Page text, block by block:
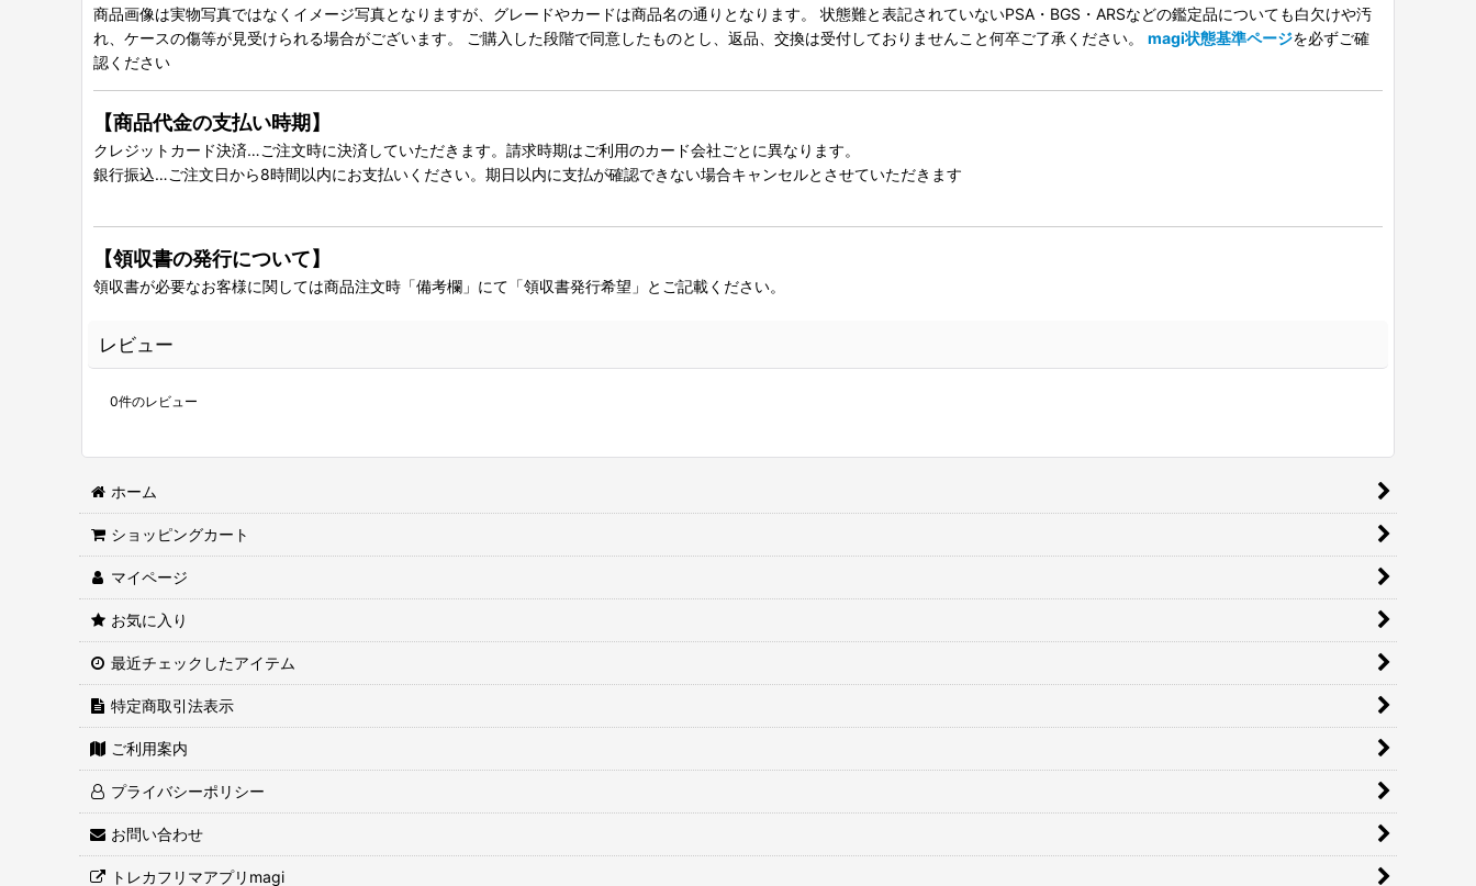
商品画像は実物写真ではなくイメージ写真となりますが、グレードやカードは商品名の通りとなります。 状態難と表記されていないPSA・BGS・ARSなどの鑑定品についても白欠けや汚
れ、ケースの傷等が見受けられる場合がございます。 ご購入した段階で同意したものとし、返品、交換は受付しておりませんこと何卒ご了承ください。 magi状態基準ページを必ずご確
認ください
【商品代金の支払い時期】
クレジットカード決済…ご注文時に決済していただきます。請求時期はご利用のカード会社ごとに異なります。
銀行振込…ご注文日から8時間以内にお支払いください。期日以内に支払が確認できない場合キャンセルとさせていただきます
【領収書の発行について】
領収書が必要なお客様に関しては商品注文時「備考欄」にて「領収書発行希望」とご記載ください。
レビュー
0件のレビュー
ホーム
ショッピングカート
マイページ
お気に入り
最近チェックしたアイテム
特定商取引法表示
ご利用案内
プライバシーポリシー
お問い合わせ
トレカフリマアプリmagi